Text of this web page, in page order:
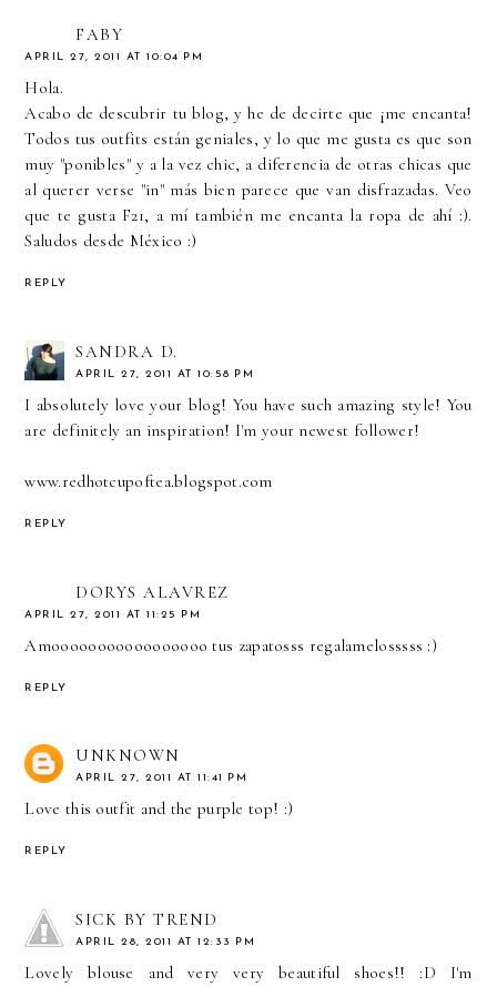
FABY
APRIL 27, 2011 AT 10:04 PM
Hola.
Acabo de descubrir tu blog, y he de decirte que ¡me encanta!
Todos tus outfits están geniales, y lo que me gusta es que son
muy "ponibles" y a la vez chic, a diferencia de otras chicas que
al querer verse "in" más bien parece que van disfrazadas. Veo
que te gusta F21, a mí también me encanta la ropa de ahí :).
Saludos desde México :)
REPLY
SANDRA D.
APRIL 27, 2011 AT 10:58 PM
I absolutely love your blog! You have such amazing style! You
are definitely an inspiration! I'm your newest follower!
www.redhotcupoftea.blogspot.com
REPLY
DORYS ALAVREZ
APRIL 27, 2011 AT 11:25 PM
Amooooooooooooooooo tus zapatosss regalamelosssss :)
REPLY
UNKNOWN
APRIL 27, 2011 AT 11:41 PM
Love this outfit and the purple top! :)
REPLY
SICK BY TREND
APRIL 28, 2011 AT 12:33 PM
Lovely blouse and very very beautiful shoes!! :D I'm